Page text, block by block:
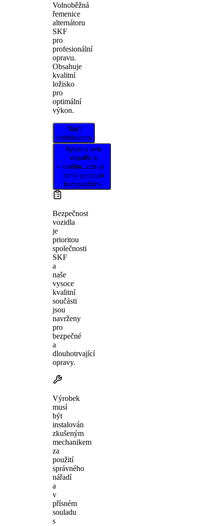
Volnoběžná
řemenice
alternátoru
SKF
pro
profesionální
opravu.
Obsahuje
kvalitní
ložisko
pro
optimální
výkon.
Najít
distributora
Vyberte své
vozidlo a
ověřte, zda je
tento produkt
kompatibilní.
Bezpečnost
vozidla
je
prioritou
společnosti
SKF
a
naše
vysoce
kvalitní
součásti
jsou
navrženy
pro
bezpečné
a
dlouhotrvající
opravy.
Výrobek
musí
být
instalován
zkušeným
mechanikem
za
použití
správného
nářadí
a
v
přísném
souladu
s